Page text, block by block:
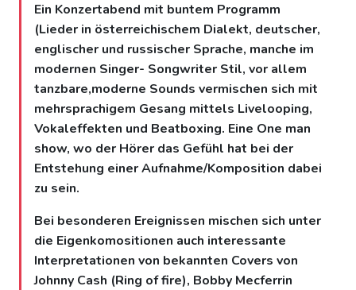
Ein Konzertabend mit buntem Programm
(Lieder in österreichischem Dialekt, deutscher,
englischer und russischer Sprache, manche im
modernen Singer- Songwriter Stil, vor allem
tanzbare,moderne Sounds vermischen sich mit
mehrsprachigem Gesang mittels Livelooping,
Vokaleffekten und Beatboxing. Eine One man
show, wo der Hörer das Gefühl hat bei der
Entstehung einer Aufnahme/Komposition dabei
zu sein.
Bei besonderen Ereignissen mischen sich unter
die Eigenkomositionen auch interessante
Interpretationen von bekannten Covers von
Johnny Cash (Ring of fire), Bobby Mecferrin